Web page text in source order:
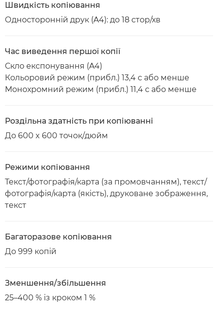
Швидкість копіювання
Односторонній друк (A4): до 18 стор/хв
Час виведення першої копії
Скло експонування (A4)
Кольоровий режим (прибл.) 13,4 с або менше
Монохромний режим (прибл.) 11,4 с або менше
Роздільна здатність при копіюванні
До 600 x 600 точок/дюйм
Режими копіювання
Текст/фотографія/карта (за промовчанням), текст/
фотографія/карта (якість), друковане зображення,
текст
Багаторазове копіювання
До 999 копій
Зменшення/збільшення
25–400 % із кроком 1 %